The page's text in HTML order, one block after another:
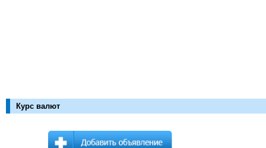
Курс валют